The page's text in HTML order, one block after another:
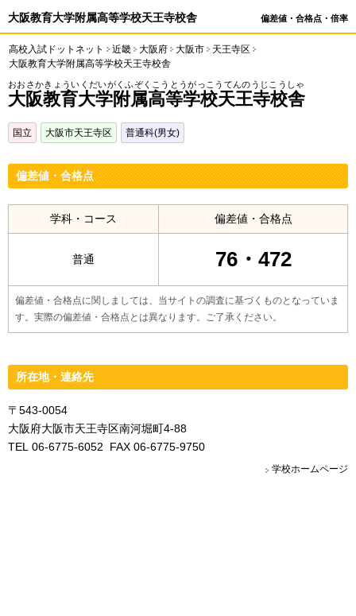
大阪教育大学附属高等学校天王寺校舎 偏差値・合格点・倍率
高校入試ドットネット 近畿 大阪府 大阪市
天王寺区
大阪教育大学附属高等学校天王寺校舎
大阪教育大学附属高等学校天王寺校舎
おおさかきょういくだいがくふぞくこうとうがっこうてんのうじこうしゃ
国立 大阪市天王寺区 普通科(男女)
偏差値・合格点
学科・コース 偏差値・合格点
普通 76・472
偏差値・合格点に関しましては、当サイトの調査に基づくものとなっていま
す。実際の偏差値・合格点とは異なります。ご了承ください。
所在地・連絡先
〒543-0054
大阪府大阪市天王寺区南河堀町4-88
TEL 06-6775-6052 FAX 06-6775-9750
学校ホームページ